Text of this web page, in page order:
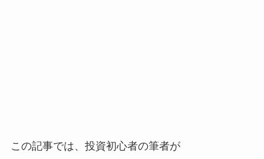
この記事では、投資初心者の筆者が